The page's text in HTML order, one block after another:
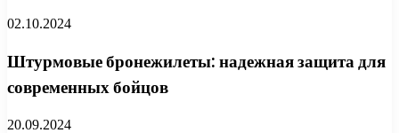
02.10.2024
Штурмовые бронежилеты: надежная защита для
современных бойцов
20.09.2024